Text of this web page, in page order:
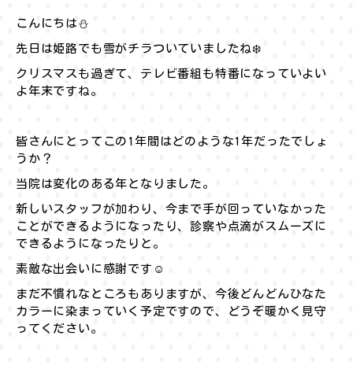
こんにちは⛄️
先日は姫路でも雪がチラついていましたね❄️
クリスマスも過ぎて、テレビ番組も特番になっていよい
よ年末ですね。
皆さんにとってこの1年間はどのような1年だったでしょ
うか？
当院は変化のある年となりました。
新しいスタッフが加わり、今まで手が回っていなかった
ことができるようになったり、診察や点滴がスムーズに
できるようになったりと。
素敵な出会いに感謝です☺️
まだ不慣れなところもありますが、今後どんどんひなた
カラーに染まっていく予定ですので、どうぞ暖かく見守
ってください。